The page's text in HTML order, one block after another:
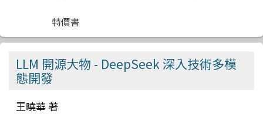
特價書
LLM 開源大物 - DeepSeek 深入技術多模
態開發
王曉華 著